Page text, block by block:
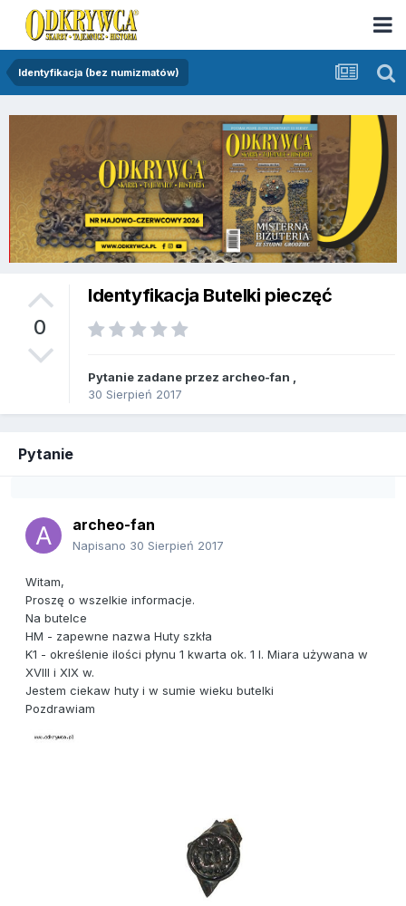
Identyfikacja (bez numizmatów)
0
Identyfikacja Butelki pieczęć
Pytanie zadane przez archeo-fan
30 Sierpień 2017
Pytanie
archeo-fan
Napisano 30 Sierpień 2017
Witam,
Proszę o wszelkie informacje.
Na butelce
HM - zapewne nazwa Huty szkła
K1 - określenie ilości płynu 1 kwarta ok. 1 l. Miara używana w
XVIII i XIX w.
Jestem ciekaw huty i w sumie wieku butelki
Pozdrawiam